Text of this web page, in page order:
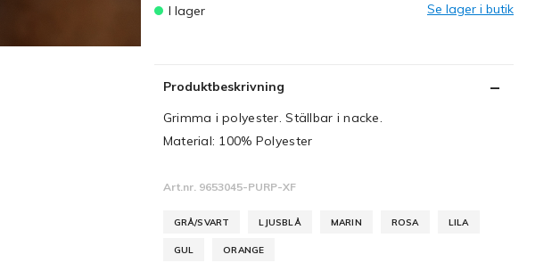
I lager Se lager i butik
Produktbeskrivning
Grimma i polyester. Ställbar i nacke.
Material: 100% Polyester
Art.nr. 9653045-PURP-XF
GRÅ/SVART LJUSBLÅ MARIN ROSA LILA
GUL ORANGE